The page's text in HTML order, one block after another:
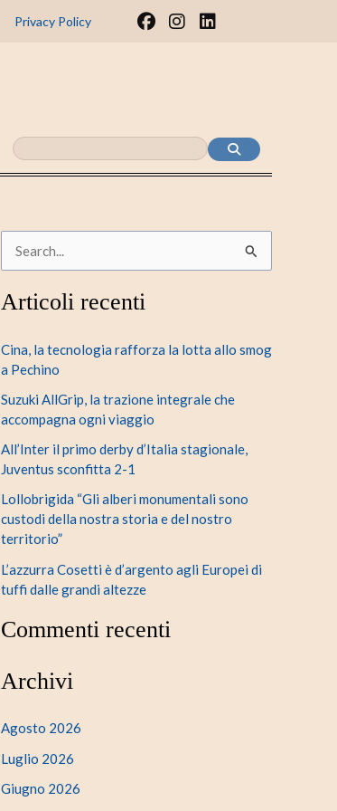
Privacy Policy
F
I
m
L
n
r
a
:
Articoli recenti
Cina, la tecnologia rafforza la lotta allo smog
a Pechino
Suzuki AllGrip, la trazione integrale che
accompagna ogni viaggio
All’Inter il primo derby d’Italia stagionale,
Juventus sconfitta 2-1
Lollobrigida “Gli alberi monumentali sono
custodi della nostra storia e del nostro
territorio”
L’azzurra Cosetti è d’argento agli Europei di
tuffi dalle grandi altezze
Commenti recenti
Archivi
Agosto 2026
Luglio 2026
Giugno 2026